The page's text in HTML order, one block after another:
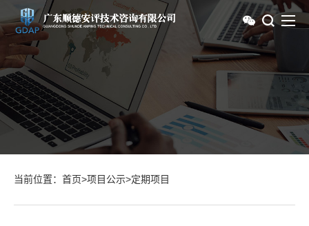
当前位置： 首页>项目公示>定期项目